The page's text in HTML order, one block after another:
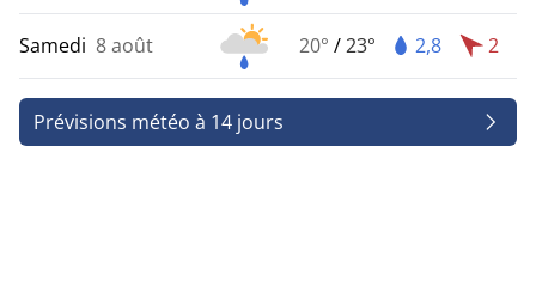
Samedi 8 août 20° /23° 2,8 2
Prévisions météo à 14 jours